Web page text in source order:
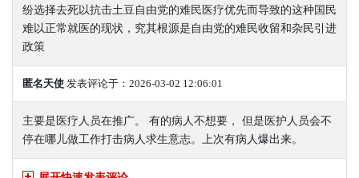
纷选择去死以抗击土豆自由党的难民医疗优先而导致的这种国民
难以正常就医的现状，究其根源是自由党的难民收留和杂民引进
政策
匿名天使 发表评论于：2026-03-02 12:06:01
主要是医疗人员在推广。 有的病人不想要， 但是医护人员会不
停在哪儿做工作打击病人求生意志。上次有病人爆出来。